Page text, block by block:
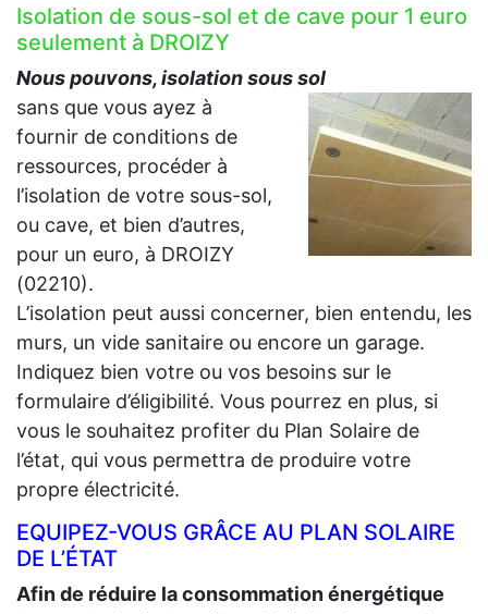
Isolation de sous-sol et de cave pour 1 euro
seulement à DROIZY
Nous pouvons, isolation sous sol
sans que vous ayez à
fournir de conditions de
ressources, procéder à
l’isolation de votre sous-sol,
ou cave, et bien d’autres,
pour un euro, à DROIZY
(02210).
L’isolation peut aussi concerner, bien entendu, les
murs, un vide sanitaire ou encore un garage.
Indiquez bien votre ou vos besoins sur le
formulaire d’éligibilité. Vous pourrez en plus, si
vous le souhaitez profiter du Plan Solaire de
l’état, qui vous permettra de produire votre
propre électricité.
EQUIPEZ-VOUS GRÂCE AU PLAN SOLAIRE
DE L’ÉTAT
Afin de réduire la consommation énergétique